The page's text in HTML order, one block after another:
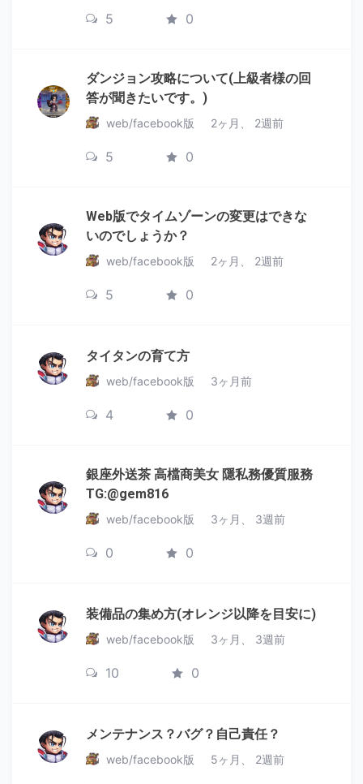
5 0
ダンジョン攻略について(上級者様の回
答が聞きたいです。)
web/facebook版 2ヶ月、 2週前
5 0
Web版でタイムゾーンの変更はできな
いのでしょうか？
web/facebook版 2ヶ月、 2週前
5 0
タイタンの育て方
web/facebook版 3ヶ月前
4 0
銀座外送茶 高檔商美女 隱私務優質服務
TG:@gem816
web/facebook版 3ヶ月、 3週前
0 0
装備品の集め方(オレンジ以降を目安に)
web/facebook版 3ヶ月、 3週前
10 0
メンテナンス？バグ？自己責任？
web/facebook版 5ヶ月、 2週前